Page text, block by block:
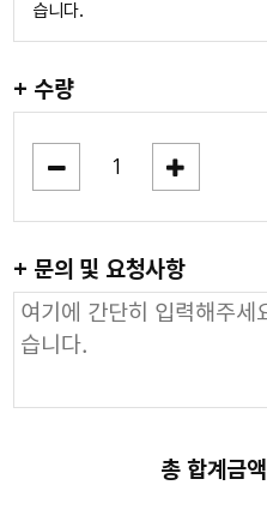
습니다.
+ 수량
+ 문의 및 요청사항
총 합계금액